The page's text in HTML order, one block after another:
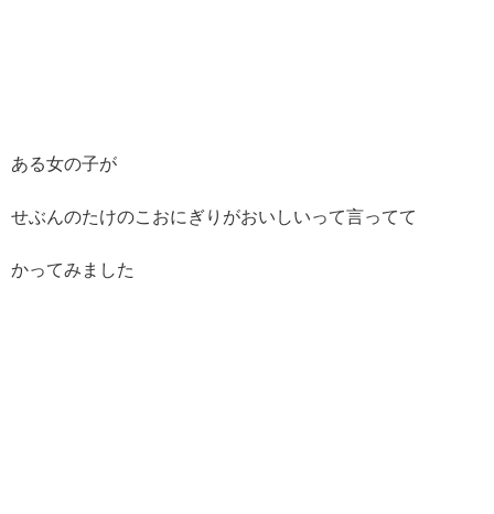
ある女の子が
せぶんのたけのこおにぎりがおいしいって言ってて
かってみました